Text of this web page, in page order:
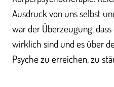
Ausdruck von uns selbst
war der Überzeugung,
wirklich sind und es über
Psyche zu erreichen, zu